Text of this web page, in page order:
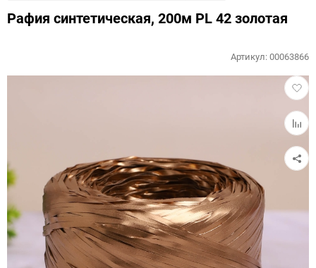
Рафия синтетическая, 200м PL 42 золотая
в
к
Артикул:00063866